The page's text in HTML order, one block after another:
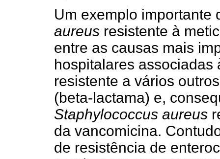
Um exemplo importante
aureus resistente à
entre as causas mais
hospitalares associadas
resistente a vários
(beta-lactama) e,
Staphylococcus aureus
da vancomicina.
de resistência de